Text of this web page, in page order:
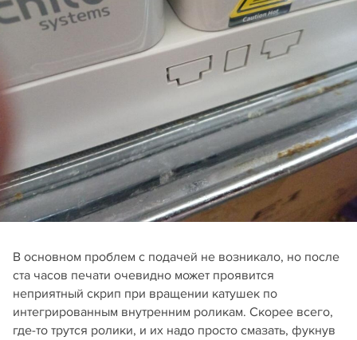
В основном проблем с подачей не возникало, но после
ста часов печати очевидно может проявится
неприятный скрип при вращении катушек по
интегрированным внутренним роликам. Скорее всего,
где-то трутся ролики, и их надо просто смазать, фукнув